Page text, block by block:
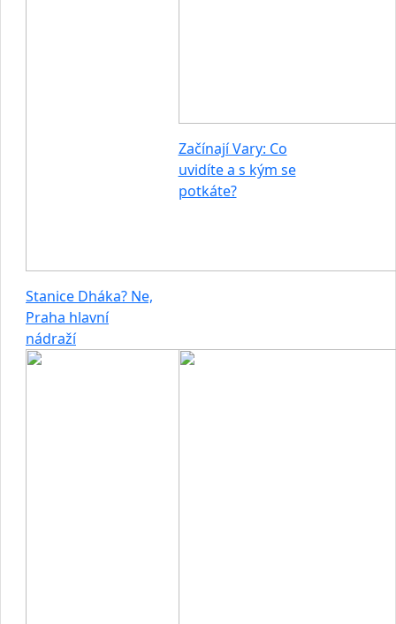
Stanice Dháka? Ne,
Praha hlavní
nádraží
Začínají Vary: Co
uvidíte a s kým se
potkáte?